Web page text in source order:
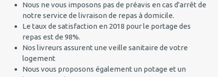
Nous ne vous imposons pas de préavis en cas d'arrêt de
notre service de livraison de repas à domicile.
Le taux de satisfaction en 2018 pour le portage des
repas est de 98%.
Nos livreurs assurent une veille sanitaire de votre
logement
Nous vous proposons également un potage et un